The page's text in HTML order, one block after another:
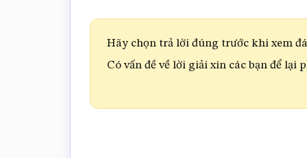
Hãy chọn trả lời đúng trước khi xem
Có vấn đề về lời giải xin các bạn để lại